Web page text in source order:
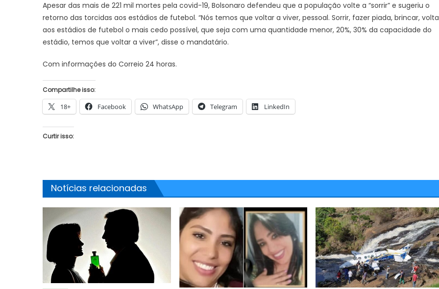
Apesar das mais de 221 mil mortes pela covid-19, Bolsonaro defendeu que a população volte a “sorrir” e sugeriu o
retorno das torcidas aos estádios de futebol. “Nós temos que voltar a viver, pessoal. Sorrir, fazer piada, brincar,
aos estádios de futebol o mais cedo possível, que seja com uma quantidade menor, 20%, 30% da capacidade do
estádio, temos que voltar a viver”, disse o mandatário.
Com informações do Correio 24 horas.
Compartilhe isso:
18+ Facebook WhatsApp Telegram LinkedIn
Curtir isso:
Notícias relacionadas
JUAZEIRO
Aciaj passa a integrar Comitê
Interinstitucional de Segurança
Juazeiro
JUAZEIRO
uma crise econômica